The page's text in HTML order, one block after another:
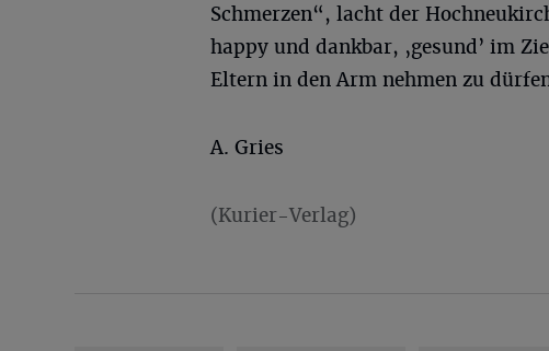
Schmerzen“, lacht der
happy und dankbar, ‚gesund’ im
Eltern in den Arm nehmen zu
A. Gries
(Kurier-Verlag)